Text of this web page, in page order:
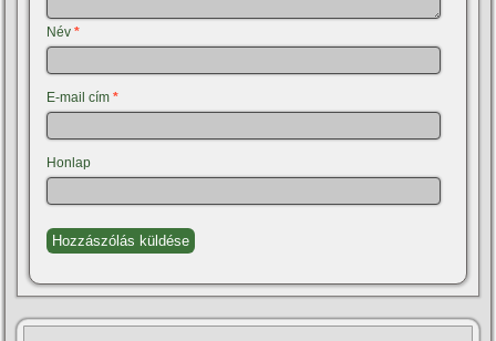
Név*
E-mail cím*
Honlap